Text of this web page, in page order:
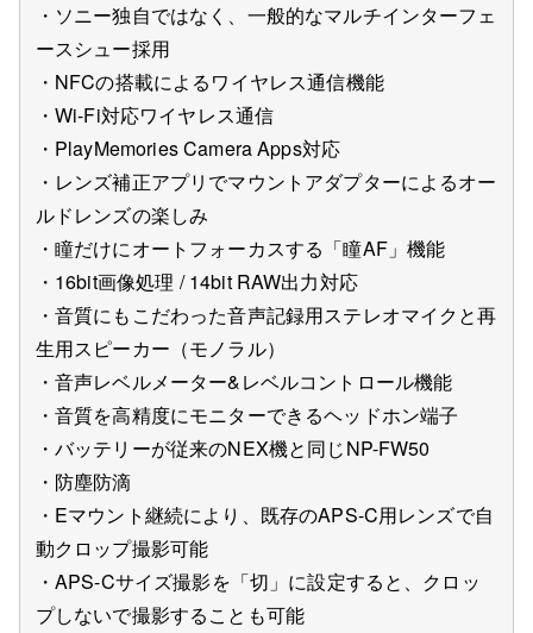
・ソニー独自ではなく、一般的なマルチインターフェ
ースシュー採用
・NFCの搭載によるワイヤレス通信機能
・Wi-Fi対応ワイヤレス通信
・PlayMemories Camera Apps対応
・レンズ補正アプリでマウントアダプターによるオー
ルドレンズの楽しみ
・瞳だけにオートフォーカスする「瞳AF」機能
・16bit画像処理 / 14bit RAW出力対応
・音質にもこだわった音声記録用ステレオマイクと再
生用スピーカー（モノラル）
・音声レベルメーター&レベルコントロール機能
・音質を高精度にモニターできるヘッドホン端子
・バッテリーが従来のNEX機と同じNP-FW50
・防塵防滴
・Eマウント継続により、既存のAPS-C用レンズで自
動クロップ撮影可能
・APS-Cサイズ撮影を「切」に設定すると、クロッ
プしないで撮影することも可能